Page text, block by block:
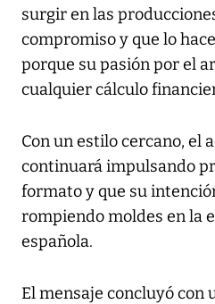
surgir en las
compromiso y que lo
porque su pasión por el
cualquier cálculo
Con un estilo cercano, el
continuará impulsando
formato y que su
rompiendo moldes en la
española.
El mensaje concluyó con